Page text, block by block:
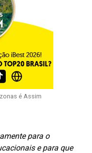
é Assim
para o
e para que